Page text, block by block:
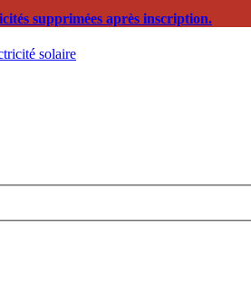
supprimées après inscription.
solaire